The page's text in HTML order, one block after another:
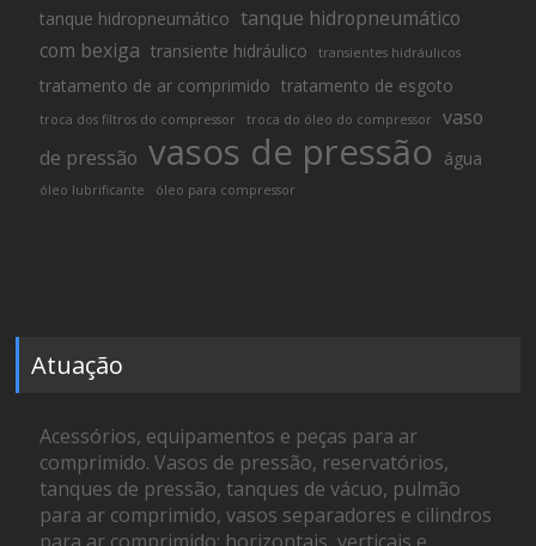
tanque hidropneumático tanque hidropneumático
com bexiga transiente hidráulico transientes hidráulicos
tratamento de ar comprimido tratamento de esgoto
troca dos filtros do compressor troca do óleo do compressor
vaso
de pressão vasos de pressão água
óleo lubrificante óleo para compressor
Atuação
Acessórios, equipamentos e peças para ar
comprimido. Vasos de pressão, reservatórios,
tanques de pressão, tanques de vácuo, pulmão
para ar comprimido, vasos separadores e cilindros